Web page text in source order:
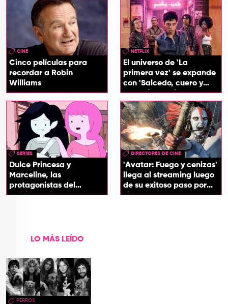
CINE
Cinco películas para
recordar a Robin
Williams
NETFLIX
El universo de 'La
primera vez' se expande
con 'Salcedo, cuero y
boogaloo', spin off
SERIES
Dulce Princesa y
Marceline, las
protagonistas del
próximo spin-off de 'Hora
DIRECTORES DE CINE
'Avatar: Fuego y cenizas'
llega al streaming luego
de su exitoso paso por
cines
LO MÁS LEÍDO
PERROS